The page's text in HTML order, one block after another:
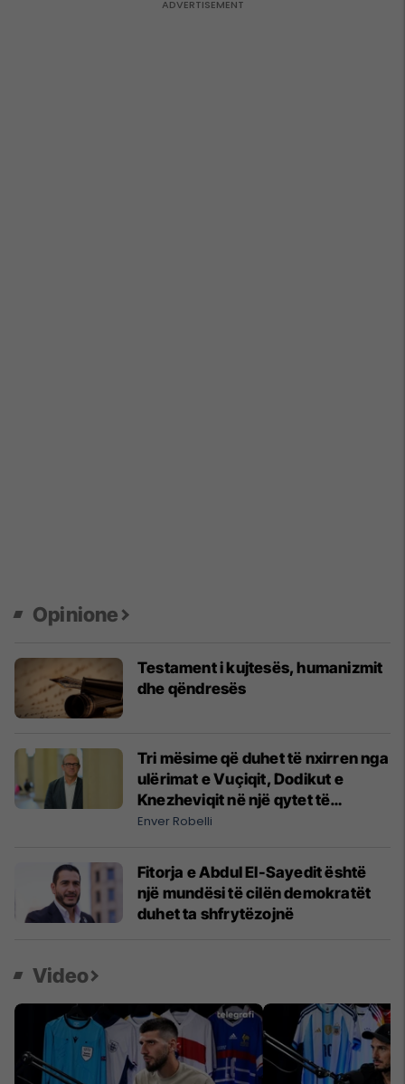
Opinione
Testament i kujtesës, humanizmit
dhe qëndresës
Tri mësime që duhet të nxirren nga
ulërimat e Vuçiqit, Dodikut e
Knezheviqit në një qytet të
Bosnjës
Enver Robelli
Fitorja e Abdul El-Sayedit është
një mundësi të cilën demokratët
duhet ta shfrytëzojnë
Video